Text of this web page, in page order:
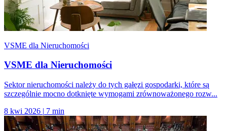
VSME dla Nieruchomości
VSME dla Nieruchomości
Sektor nieruchomości należy do tych gałęzi gospodarki, które są
szczególnie mocno dotknięte wymogami zrównoważonego rozw...
8 kwi 2026 | 7 min